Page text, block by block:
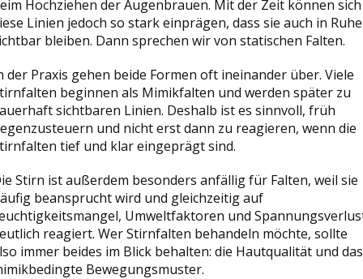
Hochziehen der Augenbrauen. Mit der Zeit können sich
Linien jedoch so stark einprägen, dass sie auch in Ruhe
bleiben. Dann sprechen wir von statischen Falten.
der Praxis gehen beide Formen oft ineinander über. Viele
beginnen als Mimikfalten und werden später zu
sichtbaren Linien. Deshalb ist es sinnvoll, früh
und nicht erst dann zu reagieren, wenn die
tief und klar eingeprägt sind.
Stirn ist außerdem besonders anfällig für Falten, weil sie
beansprucht wird und gleichzeitig auf
Umweltfaktoren und
reagiert. Wer Stirnfalten behandeln möchte, sollte
immer beides im Blick behalten: die Hautqualität und das
Bewegungsmuster.